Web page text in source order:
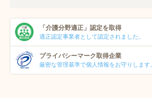
「介護分野適正」 認定を取得
適正認定事業者として認定されました。
プライバシーマーク取得企業
厳密な管理基準で個人情報をお守りします。